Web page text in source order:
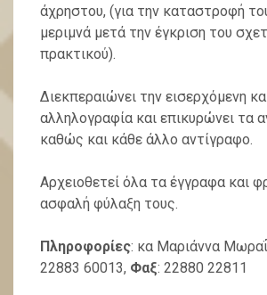
άχρηστου, (για την καταστροφή
μεριμνά μετά την έγκριση του
πρακτικού).
Διεκπεραιώνει την εισερχόμενη
αλληλογραφία και επικυρώνει τα
καθώς και κάθε άλλο αντίγραφο.
Αρχειοθετεί όλα τα έγγραφα και
ασφαλή φύλαξη τους.
Πληροφορίες: κα Μαριάννα
22883 60013, Φαξ: 22880 22811